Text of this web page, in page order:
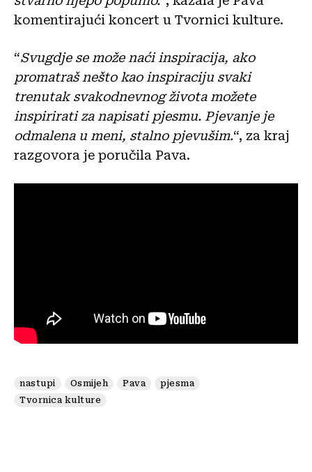
komentirajući koncert u Tvornici kulture.
“Svugdje se može naći inspiracija, ako
promatraš nešto kao inspiraciju svaki
trenutak svakodnevnog života možete
inspirirati za napisati pjesmu. Pjevanje je
odmalena u meni, stalno pjevušim.“, za kraj
razgovora je poručila Pava.
nastupi Osmijeh Pava
pjesma
Tvornica kulture